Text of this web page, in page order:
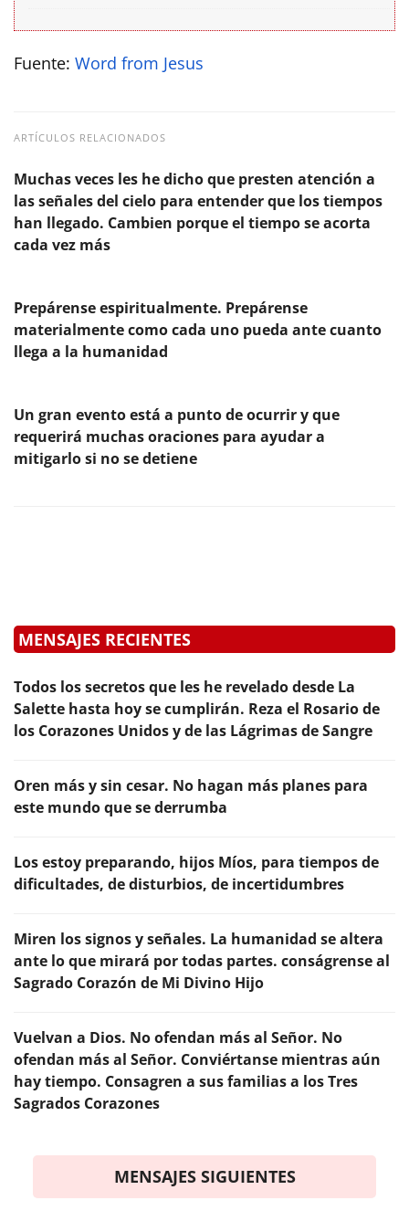
Fuente: Word from Jesus
ARTÍCULOS RELACIONADOS
Muchas veces les he dicho que presten atención a
las señales del cielo para entender que los tiempos
han llegado. Cambien porque el tiempo se acorta
cada vez más
Prepárense espiritualmente. Prepárense
materialmente como cada uno pueda ante cuanto
llega a la humanidad
Un gran evento está a punto de ocurrir y que
requerirá muchas oraciones para ayudar a
mitigarlo si no se detiene
MENSAJES RECIENTES
Todos los secretos que les he revelado desde La
Salette hasta hoy se cumplirán. Reza el Rosario de
los Corazones Unidos y de las Lágrimas de Sangre
Oren más y sin cesar. No hagan más planes para
este mundo que se derrumba
Los estoy preparando, hijos Míos, para tiempos de
dificultades, de disturbios, de incertidumbres
Miren los signos y señales. La humanidad se altera
ante lo que mirará por todas partes. conságrense al
Sagrado Corazón de Mi Divino Hijo
Vuelvan a Dios. No ofendan más al Señor. No
ofendan más al Señor. Conviértanse mientras aún
hay tiempo. Consagren a sus familias a los Tres
Sagrados Corazones
MENSAJES SIGUIENTES